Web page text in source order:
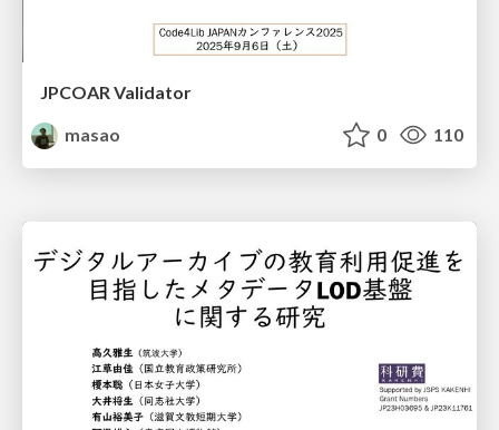
JPCOAR Validator
masao
0 110